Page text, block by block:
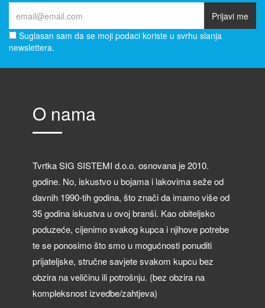
Prijavi me
Suglasan sam da se moji podaci koriste u svrhu slanja
newslettera.
O nama
Tvrtka SIG SISTEMI d.o.o. osnovana je 2010.
godine. No, iskustvo u bojama i lakovima seže od
davnih 1990-tih godina, što znači da imamo više od
35 godina iskustva u ovoj branši. Kao obiteljsko
poduzeće, cijenimo svakog kupca i njihove potrebe
te se ponosimo što smo u mogućnosti ponuditi
prijateljske, stručne savjete svakom kupcu bez
obzira na veličinu ili potrošnju. (bez obzira na
kompleksnost izvedbe/zahtjeva)